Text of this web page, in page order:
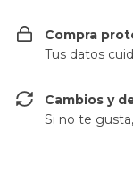
Compra
Tus datos
Cambios y
Si no te